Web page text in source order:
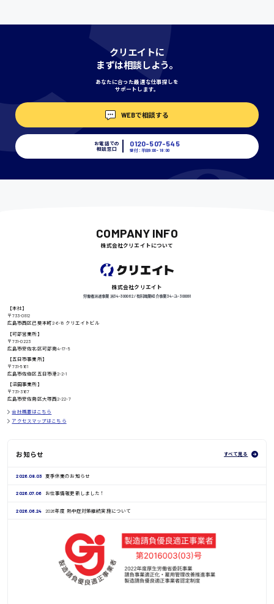
千葉県
高知県
鳥取県
日給8000円〜
クリエイトに
まずは相談しよう。
あなたに合った最適な仕事探しを
サポートします。
WEBで相談する
お電話での
相談窓口
0120-507-545
受付：平日9:00 - 18:00
COMPANY INFO
株式会社クリエイトについて
株式会社クリエイト
労働者派遣事業 派34-300062 / 有料職業紹介事業 34-ユ-300091
【本社】
〒733-0812
広島市西区己斐本町2-6-18 クリエイトビル
【可部営業所】
〒731-0223
広島市安佐北区可部南4-17-5
【五日市事業所】
〒731-5161
広島市佐伯区五日市港2-2-1
【沼田事業所】
〒731-3167
広島市安佐南区大塚西2-22-7
会社概要はこちら
アクセスマップはこちら
お知らせ すべて見る
2026.08.03 夏季休業のお知らせ
2026.07.06 お仕事情報更新しました！
2026.06.24 2026年度 熱中症対策継続実施について